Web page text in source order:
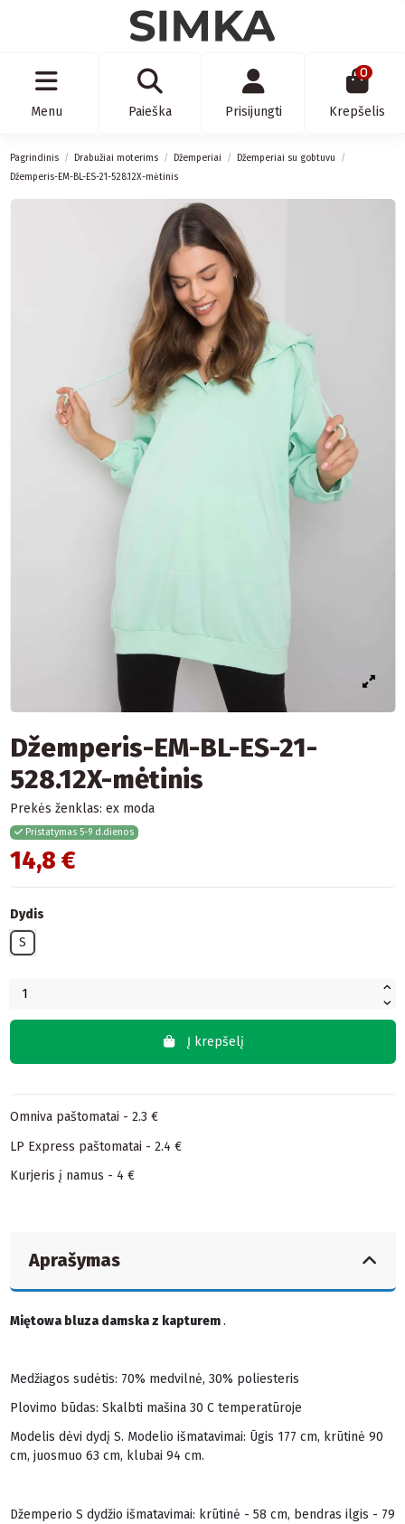
Menu Paieška Prisijungti
0
Krepšelis
Pagrindinis Drabužiai moterims Džemperiai
Džemperiai su gobtuvu
Džemperis-EM-BL-ES-21-528.12X-mėtinis
Džemperis-EM-BL-ES-21-
528.12X-mėtinis
Prekės ženklas: ex moda
Pristatymas 5-9 d.dienos
14,8 €
Dydis
S
Į krepšelį
Omniva paštomatai - 2.3 €
LP Express paštomatai - 2.4 €
Kurjeris į namus - 4 €
Aprašymas
Miętowa bluza damska z kapturem.
Medžiagos sudėtis: 70% medvilnė, 30% poliesteris
Plovimo būdas: Skalbti mašina 30 C temperatūroje
Modelis dėvi dydį S. Modelio išmatavimai: Ūgis 177 cm, krūtinė 90
cm, juosmuo 63 cm, klubai 94 cm.
Džemperio S dydžio išmatavimai: krūtinė - 58 cm, bendras ilgis - 79